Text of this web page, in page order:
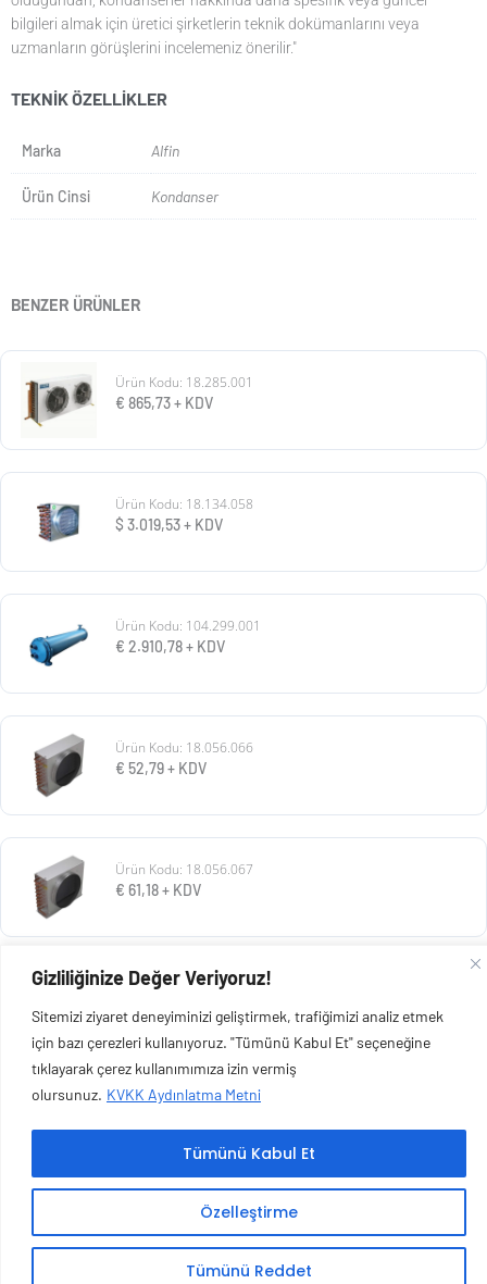
Gizliliğinize Değer Veriyoruz!
Sitemizi ziyaret deneyiminizi geliştirmek, trafiğimizi analiz etmek
için bazı çerezleri kullanıyoruz. "Tümünü Kabul Et" seçeneğine
tıklayarak çerez kullanımımıza izin vermiş
olursunuz. KVKK Aydınlatma Metni
Özelleştirme
Tümünü Reddet
Tümünü Kabul Et
bilgileri almak için üretici şirketlerin teknik dokümanlarını veya
uzmanların görüşlerini incelemeniz önerilir."
TEKNIK ÖZELLIKLER
Marka Alfin
Ürün Cinsi Kondanser
BENZER ÜRÜNLER
Ürün Kodu: 18.285.001
€ 865,73+ KDV
Ürün Kodu: 18.134.058
$ 3.019,53+ KDV
Ürün Kodu: 104.299.001
€ 2.910,78+ KDV
Ürün Kodu: 18.056.066
€ 52,79+ KDV
Ürün Kodu: 18.056.067
€ 61,18+ KDV
Ürün Kodu: 18.350.001
€154,88+ KDV
Copyright © 2026 Esen Isıtma Soğutma İnşaat Ltd Şti | Tüm Hakları Saklıdır.